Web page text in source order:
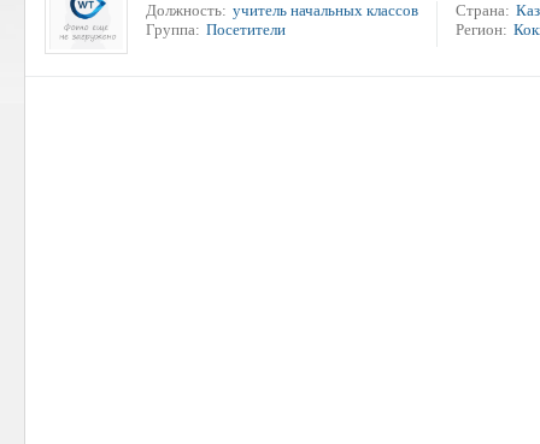
Должность: учитель начальных классов
Группа: Посетители
Страна:
Регион: